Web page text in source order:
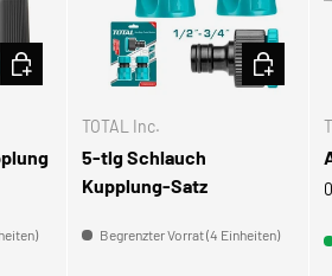
IN DEN WARENKORB
TOTAL Inc.
5-tlg Schlauch
Kupplung-Satz
Begrenzter Vorrat (4 Einheiten)
IN DEN